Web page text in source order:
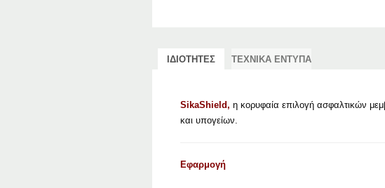
ΙΔΙΟΤΗΤΕΣ ΤΕΧΝΙΚΑ ΕΝΤΥΠΑ
SikaShield, η κορυφαία επιλογή ασφαλτικών
και υπογείων.
Εφαρμογή